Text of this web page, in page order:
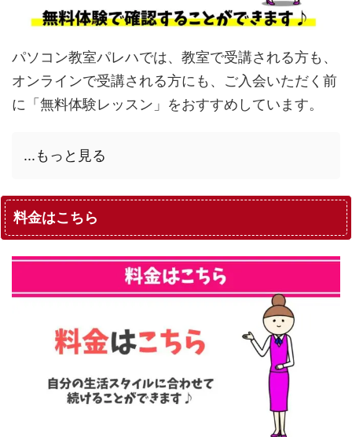
パソコン教室パレハでは、教室で受講される方も、
オンラインで受講される方にも、ご入会いただく前
に「無料体験レッスン」をおすすめしています。
...もっと見る
料金はこちら